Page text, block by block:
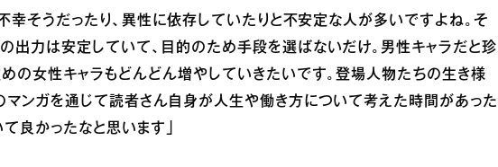
不幸そうだったり、異性に依存していたりと不安定な人が多いですよね。そ
出力は安定していて、目的のため手段を選ばないだけ。男性キャラだと珍
めの女性キャラもどんどん増やしていきたいです。登場人物たちの生き様
マンガを通じて読者さん自身が人生や働き方について考えた時間があった
良かったなと思います」